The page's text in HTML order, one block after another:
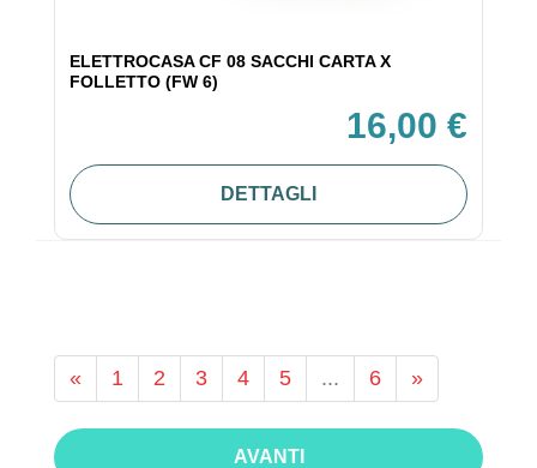
ELETTROCASA CF 08 SACCHI CARTA X
FOLLETTO (FW 6)
16,00 €
DETTAGLI
« 1 2 3 4 5 ... 6 »
AVANTI